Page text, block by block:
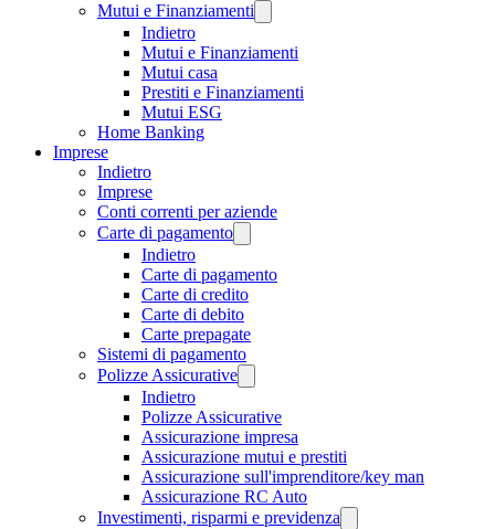
Mutui e Finanziamenti
Indietro
Mutui e Finanziamenti
Mutui casa
Prestiti e Finanziamenti
Mutui ESG
Home Banking
Imprese
Indietro
Imprese
Conti correnti per aziende
Carte di pagamento
Indietro
Carte di pagamento
Carte di credito
Carte di debito
Carte prepagate
Sistemi di pagamento
Polizze Assicurative
Indietro
Polizze Assicurative
Assicurazione impresa
Assicurazione mutui e prestiti
Assicurazione sull'imprenditore/key man
Assicurazione RC Auto
Investimenti, risparmi e previdenza